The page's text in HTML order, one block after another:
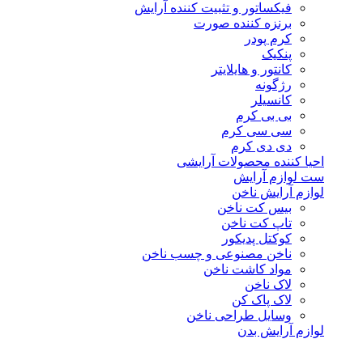
فیکساتور و تثبیت کننده آرایش
برنزه کننده صورت
کرم پودر
پنکیک
کانتور و هایلایتر
رژگونه
کانسیلر
بی بی کرم
سی سی کرم
دی دی کرم
احیا کننده محصولات آرایشی
ست لوازم آرایش
لوازم آرایش ناخن
بیس کت ناخن
تاپ کت ناخن
کوکتل پدیکور
ناخن مصنوعی و چسب ناخن
مواد کاشت ناخن
لاک ناخن
لاک پاک کن
وسایل طراحی ناخن
لوازم آرایش بدن